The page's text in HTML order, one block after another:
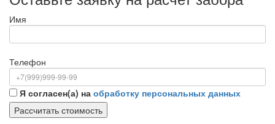
Имя
Телефон
Я согласен(а) на обработку персональных данных